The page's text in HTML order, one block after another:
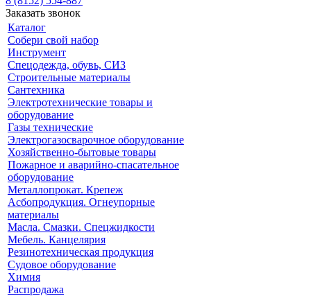
Заказать звонок
Каталог
Собери свой набор
Инструмент
Спецодежда, обувь, СИЗ
Строительные материалы
Сантехника
Электротехнические товары и
оборудование
Газы технические
Электрогазосварочное оборудование
Хозяйственно-бытовые товары
Пожарное и аварийно-спасательное
оборудование
Металлопрокат. Крепеж
Асбопродукция. Огнеупорные
материалы
Масла. Смазки. Спецжидкости
Мебель. Канцелярия
Резинотехническая продукция
Судовое оборудование
Химия
Распродажа